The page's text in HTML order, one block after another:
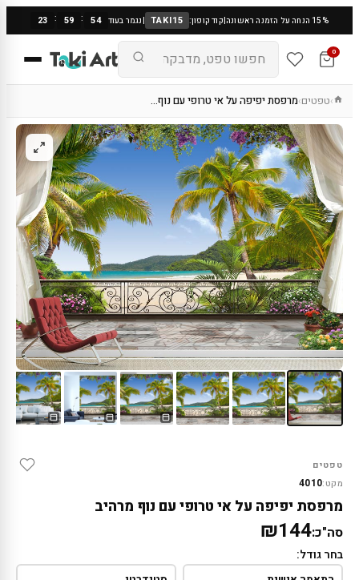
15% הנחה על הזמנה ראשונה |קוד קופון: TAKI15
|נגמר בעוד 23 : 59 : 53
0
›טפטים›מרפסת יפיפה על אי טרופי עם נוף…
טפטים
מקט:4010
מרפסת יפיפה על אי טרופי עם נוף מרהיב
סה"כ:₪144
בחר גודל: